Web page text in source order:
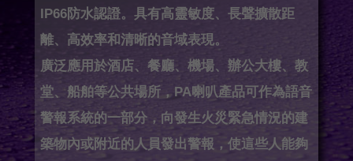
IP66防水認證。具有高靈敏度、長聲擴散距
離、高效率和清晰的音域表現。
廣泛應用於酒店、餐廳、機場、辦公大樓、教
堂、船舶等公共場所，PA喇叭產品可作為語音
警報系統的一部分，向發生火災緊急情況的建
築物內或附近的人員發出警報，使這些人能夠